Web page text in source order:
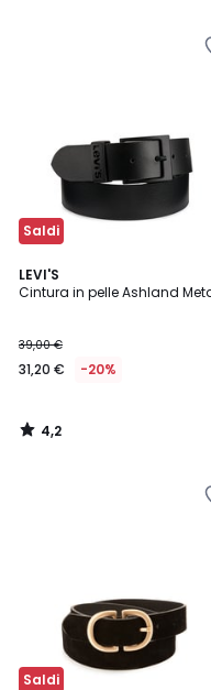
Saldi
LEVI'S
Cintura in pelle Ashland
39,00 €
31,20 € -20%
4,2
/ 5
4,2
/
Saldi